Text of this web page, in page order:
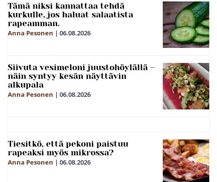
Tämä niksi kannattaa tehdä
kurkulle, jos haluat salaatista
rapeamman.
Anna Pesonen | 06.08.2026
Siivuta vesimeloni juustohöylällä –
näin syntyy kesän näyttävin
alkupala
Anna Pesonen | 06.08.2026
Tiesitkö, että pekoni paistuu
rapeaksi myös mikrossa?
Anna Pesonen | 06.08.2026